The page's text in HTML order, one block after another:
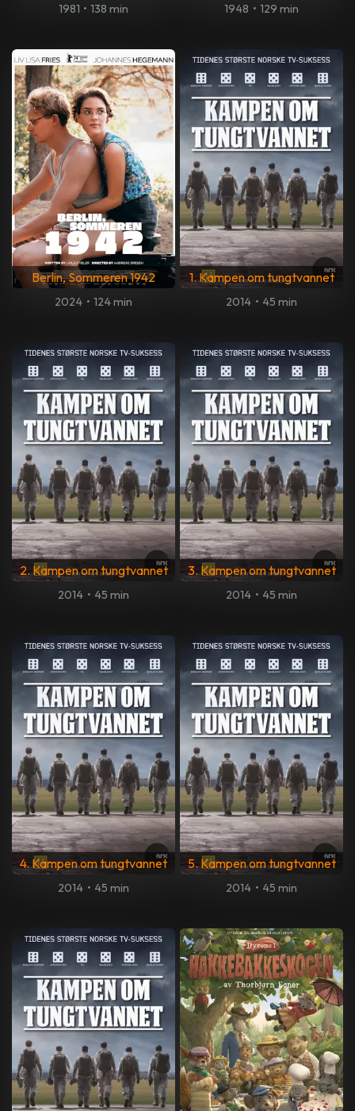
1981 • 138 min 1948 • 129 min
Berlin, Sommeren 1942
2024 • 124 min
1. Kampen om tungtvannet
2014 • 45 min
2. Kampen om tungtvannet
2014 • 45 min
3. Kampen om tungtvannet
2014 • 45 min
4. Kampen om tungtvannet
2014 • 45 min
5. Kampen om tungtvannet
2014 • 45 min